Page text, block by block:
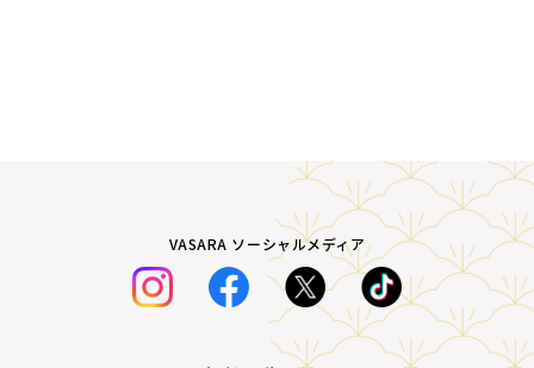
VASARA ソーシャルメディア